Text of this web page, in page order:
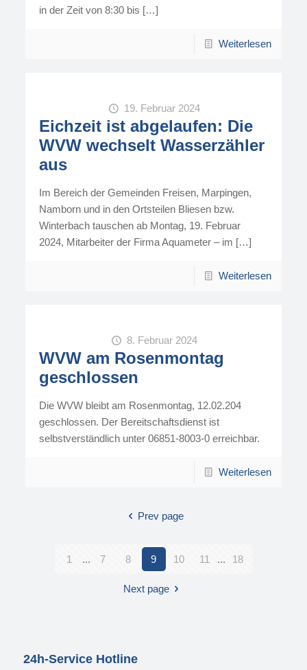
in der Zeit von 8:30 bis […]
Weiterlesen
19. Februar 2024
Eichzeit ist abgelaufen: Die
WVW wechselt Wasserzähler
aus
Im Bereich der Gemeinden Freisen, Marpingen,
Namborn und in den Ortsteilen Bliesen bzw.
Winterbach tauschen ab Montag, 19. Februar
2024, Mitarbeiter der Firma Aquameter – im […]
Weiterlesen
8. Februar 2024
WVW am Rosenmontag
geschlossen
Die WVW bleibt am Rosenmontag, 12.02.204
geschlossen. Der Bereitschaftsdienst ist
selbstverständlich unter 06851-8003-0 erreichbar.
Weiterlesen
Prev page
1 ... 7 8 9 10 11 ... 18
Next page
24h-Service Hotline